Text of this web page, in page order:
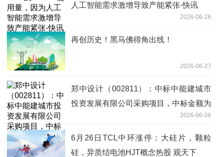
人工智能需求激增导致产能紧张-快讯
2026-06-28
再创历史！黑马佛得角出线！
2026-06-27
郑中设计（002811）：中标中能建城市
投资发展有限公司采购项目，中标金额为
2026-06-26
6月26日TCL中环涨停：大硅片，颗粒
硅，异质结电池HJT概念热股 观天下